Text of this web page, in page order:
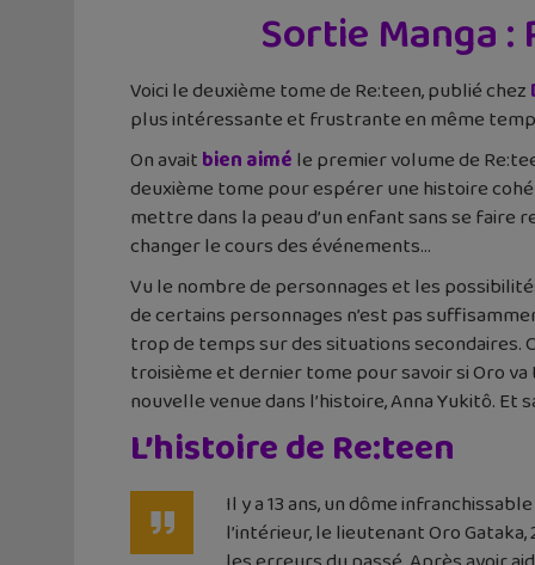
Sortie Manga
Voici le deuxième tome de Re:teen, publié chez
plus intéressante et frustrante en même
On avaitbien aiméle premier volume de
deuxième tome pour espérer une histoire
mettre dans la peau d’un enfant sans se faire
changer le cours des événements…
Vu le nombre de personnages et les
de certains personnages n’est pas
trop de temps sur des situations secondaires.
troisième et dernier tome pour savoir si Oro
nouvelle venue dans l’histoire, Anna Yukitô.
L’histoire de Re:teen
Il y a 13 ans, un dôme
l’intérieur, le lieutenant Oro